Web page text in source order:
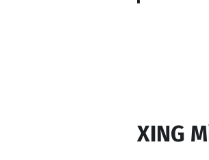
XING